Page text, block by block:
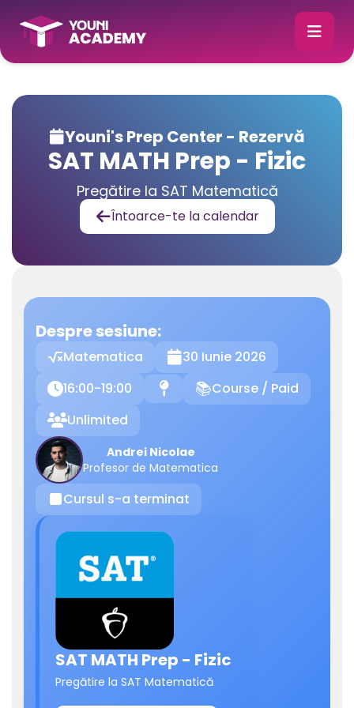
Youni's Prep Center - Rezervă
SAT MATH Prep - Fizic
Pregătire la SAT Matematică
Întoarce-te la calendar
SAT MATH Prep - Fizic
Pregătire la SAT Matematică
Despre sesiune:
Matematica 30 Iunie 2026
16:00-19:00 📍 📚Course / Paid
Unlimited
Andrei Nicolae
Profesor de Matematica
⏹Cursul s-a terminat